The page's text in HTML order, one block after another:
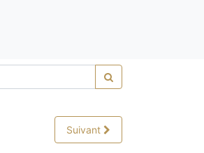
Suivant